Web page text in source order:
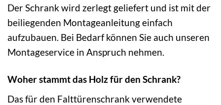
Der Schrank wird zerlegt geliefert und ist mit der
beiliegenden Montageanleitung einfach
aufzubauen. Bei Bedarf können Sie auch unseren
Montageservice in Anspruch nehmen.
Woher stammt das Holz für den Schrank?
Das für den Falttürenschrank verwendete